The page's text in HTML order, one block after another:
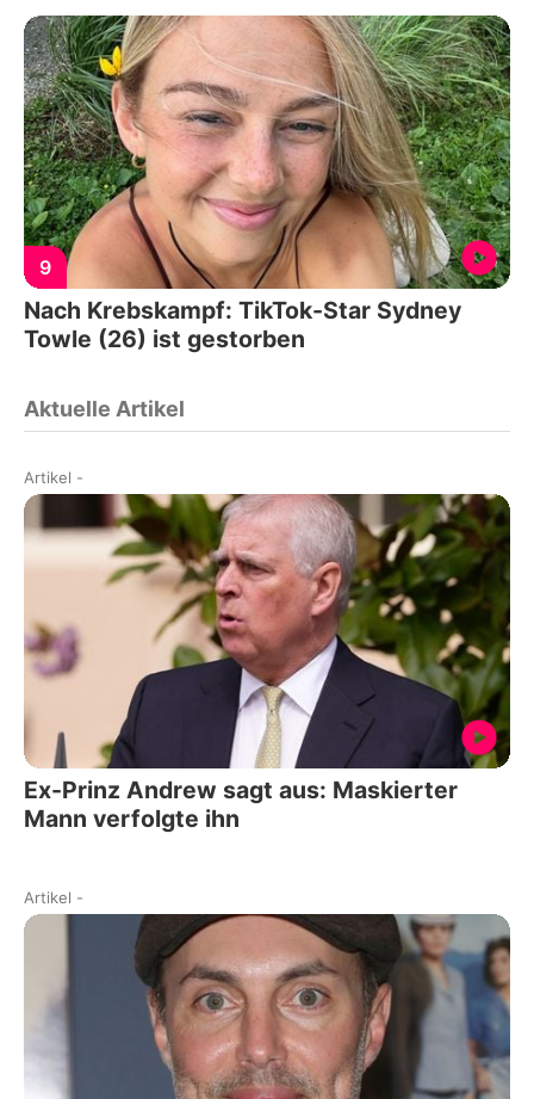
9
Nach Krebskampf: TikTok-Star Sydney
Towle (26) ist gestorben
Aktuelle Artikel
Artikel -
Ex-Prinz Andrew sagt aus: Maskierter
Mann verfolgte ihn
Artikel -